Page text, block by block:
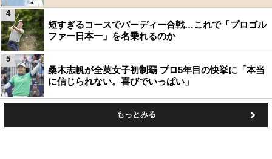
短すぎるコースでバーディー合戦…これで「プロゴル
ファー日本一」を名乗れるのか
4
桑木志帆が全英女子初制覇 プロ5年目の快挙に「本当
に信じられない。喜びでいっぱい」
5
もっとみる